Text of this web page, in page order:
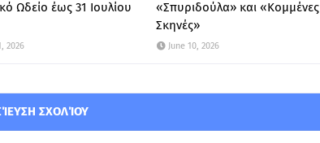
Ωδείο έως 31 Ιουλίου
2026
«Σπυριδούλα» και «Κομμένες
Σκηνές»
June 10, 2026
ΣΧΟΛΊΟΥ